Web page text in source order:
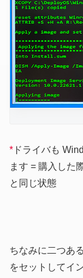
* ドライバも
ます = 購入した
と同じ状態
ちなみに二つあ
をセットしてイ